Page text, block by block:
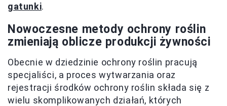
gatunki.
Nowoczesne metody ochrony roślin
zmieniają oblicze produkcji żywności
Obecnie w dziedzinie ochrony roślin pracują
specjaliści, a proces wytwarzania oraz
rejestracji środków ochrony roślin składa się z
wielu skomplikowanych działań, których